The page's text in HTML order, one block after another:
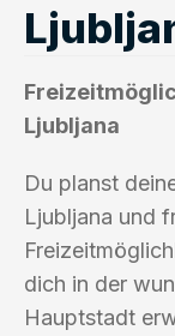
Ljubljana
Du planst
Ljubljana und
dich in der
Hauptstadt